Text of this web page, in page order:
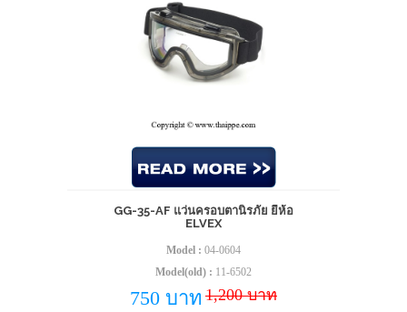
GG-35-AF แว่นครอบตานิรภัย ยี่ห้อ
ELVEX
Model : 04-0604
Model(old) : 11-6502
750 บาท 1,200 บาท